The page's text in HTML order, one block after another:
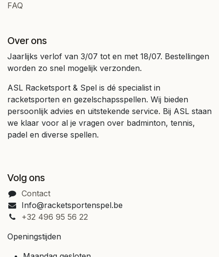
FAQ
Over ons
Jaarlijks verlof van 3/07 tot en met 18/07. Bestellingen
worden zo snel mogelijk verzonden.
ASL Racketsport & Spel is dé specialist in
racketsporten en gezelschapsspellen. Wij bieden
persoonlijk advies en uitstekende service. Bij ASL staan
we klaar voor al je vragen over badminton, tennis,
padel en diverse spellen.
Volg ons
Contact
Info@racketsportenspel.be
+32 496 95 56 22
Openingstijden